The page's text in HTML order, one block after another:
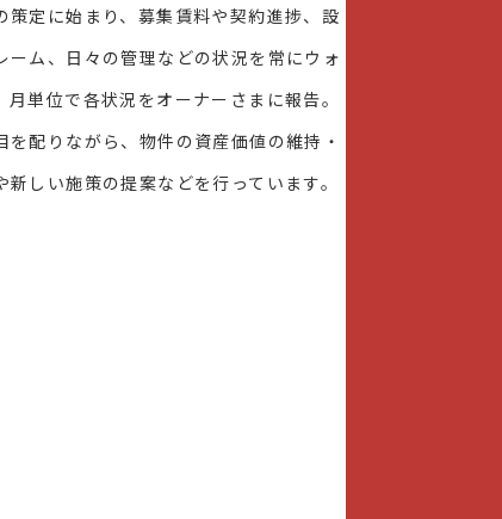
策定に始まり、募集賃料や契約進捗、設
ーム、日々の管理などの状況を常にウォ
月単位で各状況をオーナーさまに報告。
を配りながら、物件の資産価値の維持・
しい施策の提案などを行っています。